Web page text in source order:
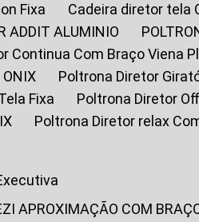
Fixa
Cadeira diretor tela
ADDIT ALUMINIO
Continua Com Braço Viena
ONIX
Poltrona Diretor
Fixa
Poltrona Diretor
Poltrona Diretor relax
Executiva
APROXIMAÇÃO COM